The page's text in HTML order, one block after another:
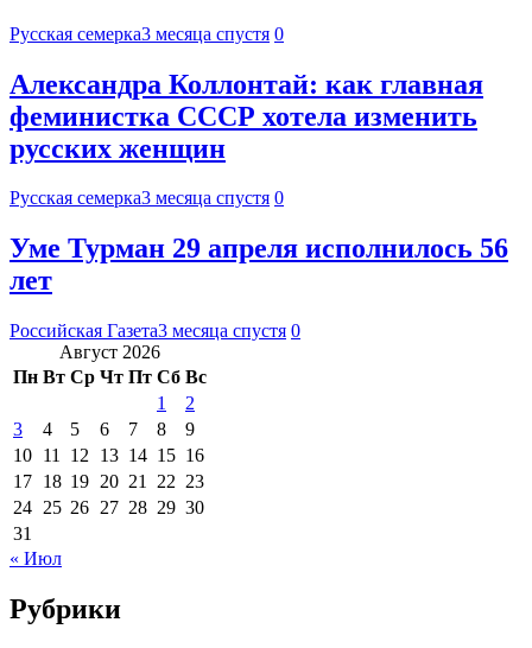
Русская семерка3 месяца спустя 0
Александра Коллонтай: как главная
феминистка СССР хотела изменить
русских женщин
Русская семерка3 месяца спустя 0
Уме Турман 29 апреля исполнилось 56
лет
Российская Газета3 месяца спустя 0
Август 2026
Пн Вт Ср Чт Пт Сб Вс
1
2
3
4 5 6 7 8
9
10 11 12 13 14 15 16
17 18 19 20 21 22 23
24 25 26 27 28 29 30
31
« Июл
Рубрики